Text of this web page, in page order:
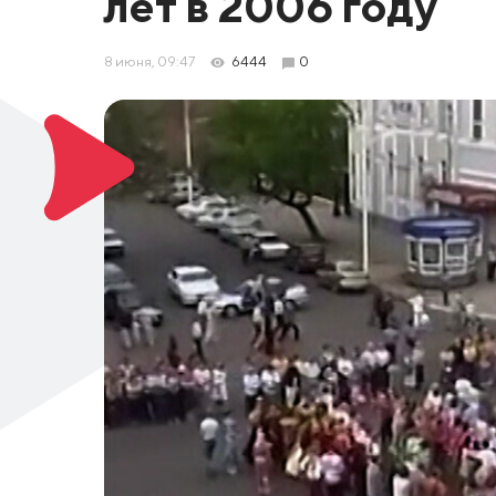
8 июня, 09:47 6444 0